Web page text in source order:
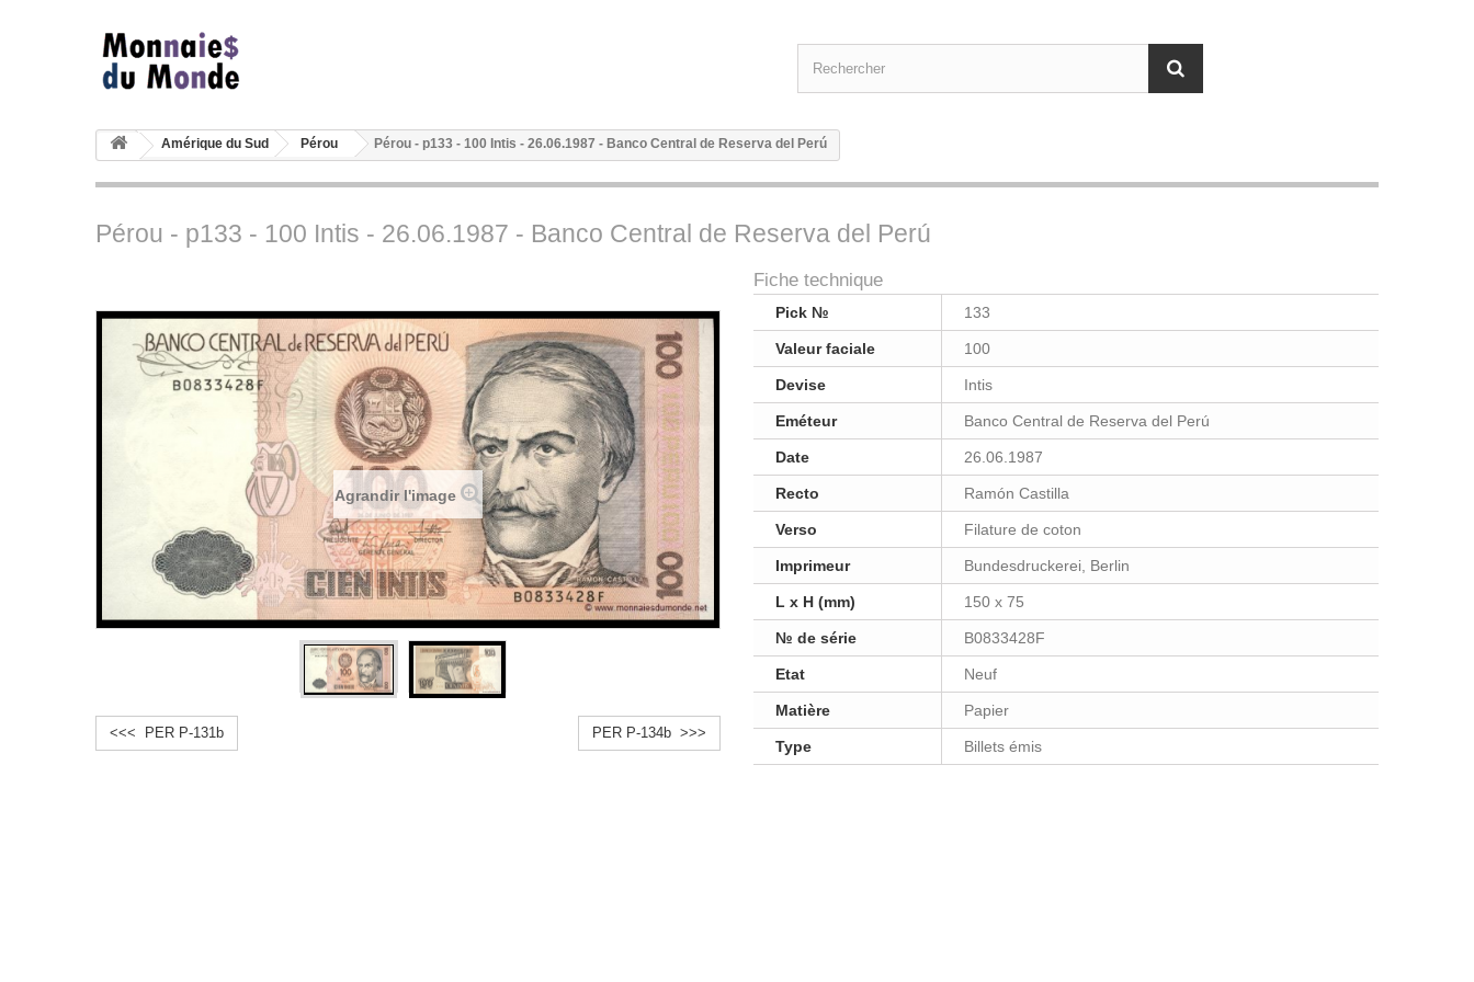
Amérique du Sud Pérou Pérou - p133 - 100 Intis - 26.06.1987 - Banco Central de Reserva del Perú
Pérou - p133 - 100 Intis - 26.06.1987 - Banco Central de Reserva del Perú
Agrandir l'image
<<< PER P-131b PER P-134b >>>
Fiche technique
Pick № 133
Valeur faciale 100
Devise Intis
Eméteur Banco Central de Reserva del Perú
Date 26.06.1987
Recto Ramón Castilla
Verso Filature de coton
Imprimeur Bundesdruckerei, Berlin
L x H (mm) 150 x 75
№ de série B0833428F
Etat Neuf
Matière Papier
Type Billets émis